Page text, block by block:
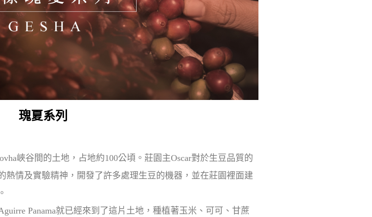
瑰夏系列
峽谷間的土地，占地約100公頃。莊園主Oscar對於生豆品質的
熱情及實驗精神，開發了許多處理生豆的機器，並在莊園裡面建
Panama就已經來到了這片土地，種植著玉米、可可、甘蔗